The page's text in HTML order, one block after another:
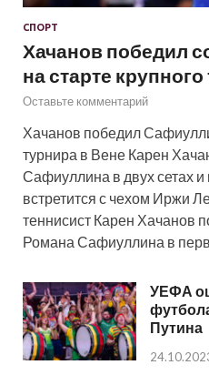
СПОРТ
Хачанов победил
на старте
Оставьте комментарий
Хачанов победил
турнира в Вене Карен
Сафиуллина в двух сетах
встретится с чехом Иржи
теннисист Карен Хачанов
Романа Сафиуллина в
УЕФА
Путина